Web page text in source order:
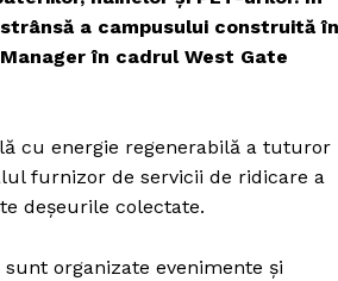
Fii reporter
Politica cookie-uri
a campusului construită în
în cadrul West Gate
cu energie regenerabilă a tuturor
furnizor de servicii de ridicare a
deșeurile colectate.
organizate evenimente și